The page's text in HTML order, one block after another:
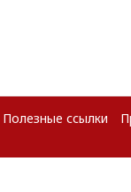
Полезные ссылки